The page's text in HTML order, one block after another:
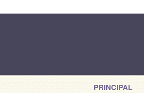
PRINCIPAL